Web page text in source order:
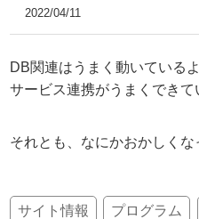
2022/04/11
DB関連はうまく動いている
サービス連携がうまくできて
それとも、なにかおかしく
サイト情報 プログラム